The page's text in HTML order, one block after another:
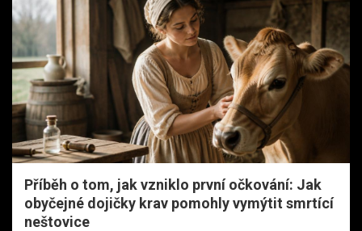
Příběh o tom, jak vzniklo první očkování: Jak
obyčejné dojičky krav pomohly vymýtit smrtící
neštovice